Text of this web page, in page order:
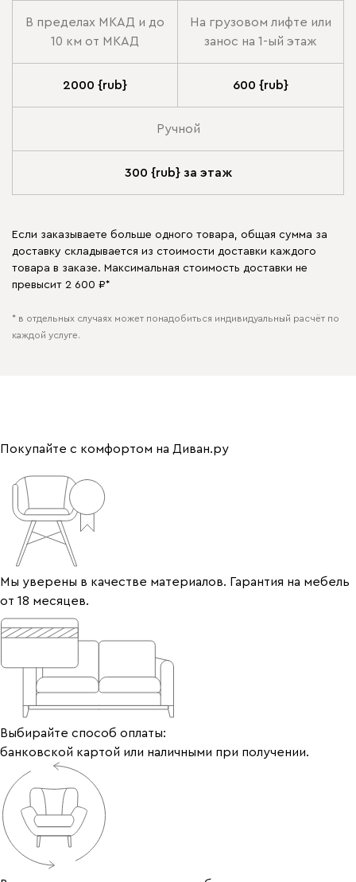
В пределах МКАД и до
10 км от МКАД
На грузовом лифте или
занос на 1-ый этаж
2000 {rub} 600 {rub}
Ручной
300 {rub} за этаж
Если заказываете больше одного товара, общая сумма за
доставку складывается из стоимости доставки каждого
товара в заказе. Максимальная стоимость доставки не
превысит 2 600 ₽*
* в отдельных случаях может понадобиться индивидуальный расчёт по
каждой услуге.
Покупайте с комфортом на Диван.ру
Мы уверены в качестве материалов. Гарантия на мебель
от 18 месяцев.
Выбирайте способ оплаты:
банковской картой или наличными при получении.